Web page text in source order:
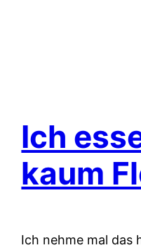
Ich
kaum
Ich nehme mal das